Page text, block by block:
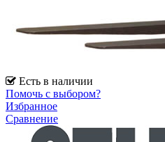
Есть в наличии
Помочь с выбором?
Избранное
Сравнение